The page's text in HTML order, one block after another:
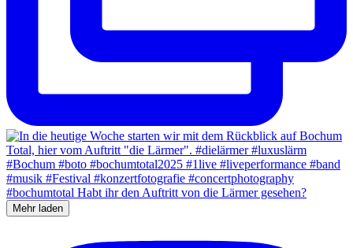
Mehr laden